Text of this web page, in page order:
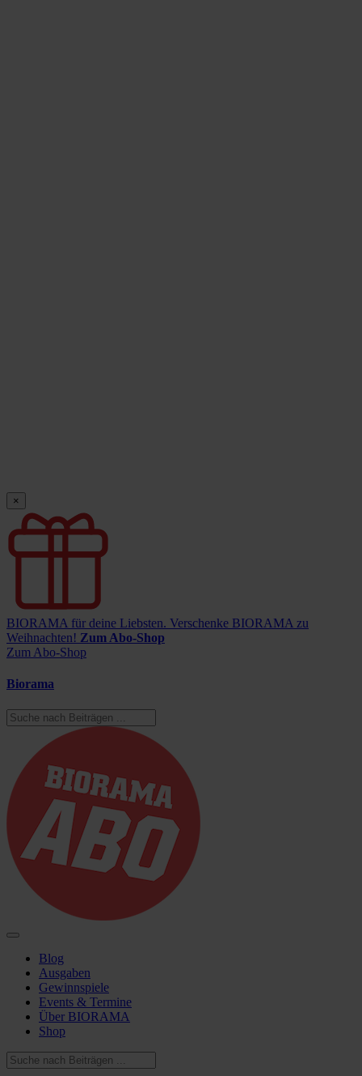
×
BIORAMA für deine Liebsten. Verschenke BIORAMA zu
Weihnachten! Zum Abo-Shop
Zum Abo-Shop
Biorama
Blog
Ausgaben
Gewinnspiele
Events & Termine
Über BIORAMA
Shop